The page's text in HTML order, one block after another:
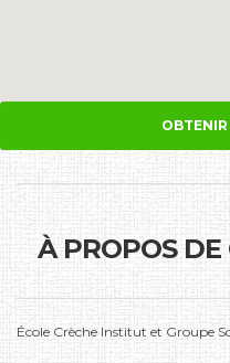
À PROPOS
École Crèche Institut et Groupe